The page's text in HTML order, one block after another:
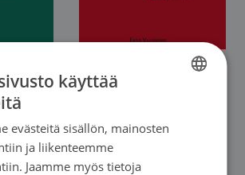
Syöpäpotilaan kivun hoito
SWEDISH
käyttää
evästeitä sisällön, mainosten
ja liikenteemme
Jaamme myös tietoja